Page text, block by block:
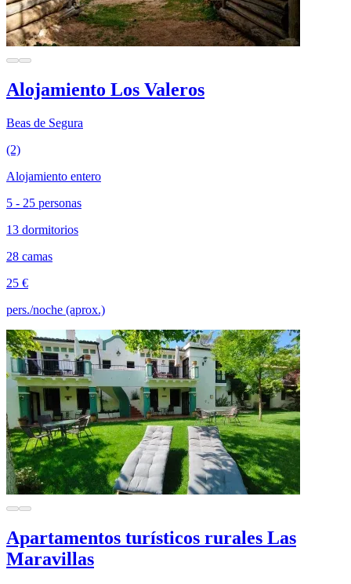
Alojamiento Los Valeros
Beas de Segura
(2)
Alojamiento entero
5 - 25 personas
13 dormitorios
28 camas
25 €
pers./noche (aprox.)
Apartamentos turísticos rurales Las
Maravillas